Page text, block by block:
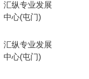
汇纵专业发展
中心(屯门)
汇纵专业发展
中心(屯门)